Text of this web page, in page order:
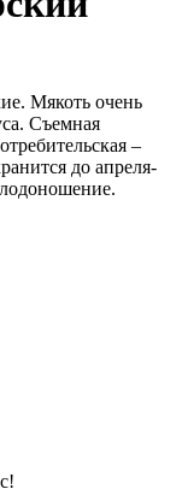
Мякоть очень
Съемная
–
до апреля-